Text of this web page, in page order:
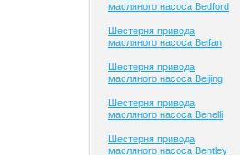
масляного насоса Bedford
Шестерня привода
масляного насоса Beifan
Шестерня привода
масляного насоса Beijing
Шестерня привода
масляного насоса Benelli
Шестерня привода
масляного насоса Bentley